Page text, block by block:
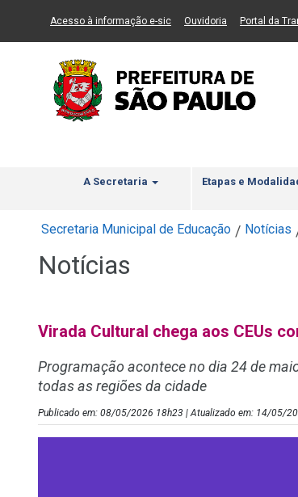
Ir ao Conteúdo Ir para menu principal 2 Ir
Acesso à informação e-sic(Link para um novo sítio)
Ouvidoria (Link para um
Portal da
A Secretaria Etapas e
Secretaria Municipal de Educação / Notícias
Notícias
Virada Cultural chega aos CEUs
Programação acontece no dia 24 de
todas as regiões da cidade
Publicado em: 08/05/2026 18h23 | Atualizado em: 14/05/